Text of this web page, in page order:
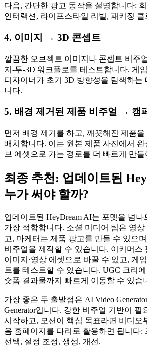
다음, 간단한 광고 동작을 설명합니다:
인터랙션, 라이프스타일 리빌, 패키징 클
4. 이미지 → 3D 콘셉트
깔끔한 오브젝트 이미지나 콘셉트 비주
지-투-3D 워크플로를 테스트합니다. 게
디자이너가 초기 3D 방향성을 탐색하는
니다.
5. 배경 제거된 제품 비주얼 → 캠
먼저 배경 제거를 하고, 깨끗해진 제품을
배치합니다. 이는 원본 제품 사진에서 완
브 에셋으로 가는 경로를 더 빠르게 만
최종 추천: 업데이트된
누가 써야 할까?
업데이트된 HeyDream AI는 포맷을 넘나
가장 적합합니다. 소셜 미디어 팀은 영
고, 마케터는 제품 광고를 만들 수 있으
비주얼을 제작할 수 있습니다. 이커머스
이미지·영상 에셋으로 바꿀 수 있고, 게
트를 테스트할 수 있습니다. UGC 크리
숏폼 결과물까지 빠르게 이동할 수 있습
가장 좋은 두 출발점은 AI Video
Generator입니다. 강한 비주얼 기반이 필
시작하고, 모션이 핵심 목표라면 비디오
음 홈페이지를 다리로 활용하면 됩니다:
선택, 설정 조정, 생성, 개선.